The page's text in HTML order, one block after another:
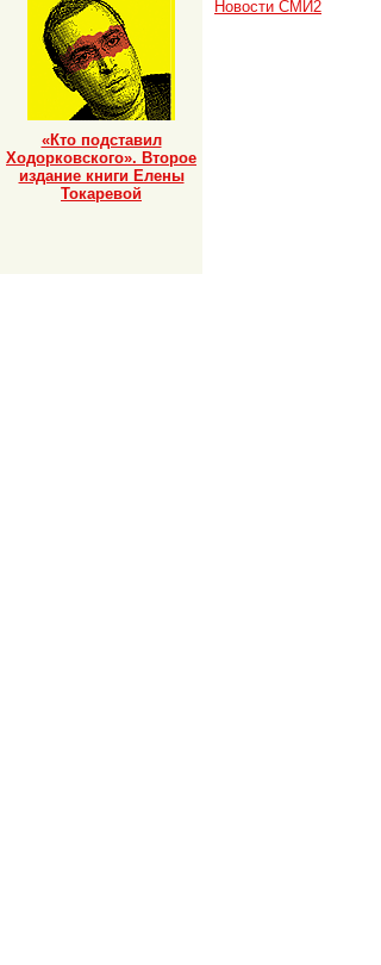
Новости СМИ2
«Кто подставил
Ходорковского». Второе
издание книги Елены
Токаревой